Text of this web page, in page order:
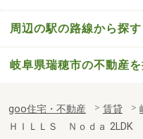
周辺の駅の路線から探す
岐阜県瑞穂市の不動産
goo住宅・不動産 賃貸
ＨＩＬＬＳ Ｎｏｄａ 2LDK